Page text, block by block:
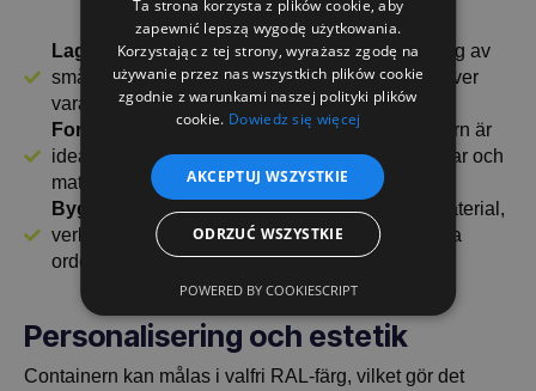
Lagerhållning och logistik- perfekt för förvaring av
smådelar, verktyg eller andra föremål som behöver
vara lättåtkomliga och organiserade i förrådet.
Fordons- och tillverkningsindustri - Containern är
idealisk för transport av komponenter, reservdelar och
material i produktionsprocesser.
Byggindustrin- används för att förvara byggmaterial,
verktyg och andra tunga föremål som måste vara
ordentligt säkrade och lätta att transportera.
Personalisering och estetik
Containern kan målas i valfri RAL-färg, vilket gör det
Ta strona korzysta z plików cookie, aby
zapewnić lepszą wygodę użytkowania.
Korzystając z tej strony, wyrażasz zgodę na
używanie przez nas wszystkich plików cookie
zgodnie z warunkami naszej polityki plików
cookie. Dowiedz się więcej
AKCEPTUJ WSZYSTKIE
ODRZUĆ WSZYSTKIE
POWERED BY COOKIESCRIPT